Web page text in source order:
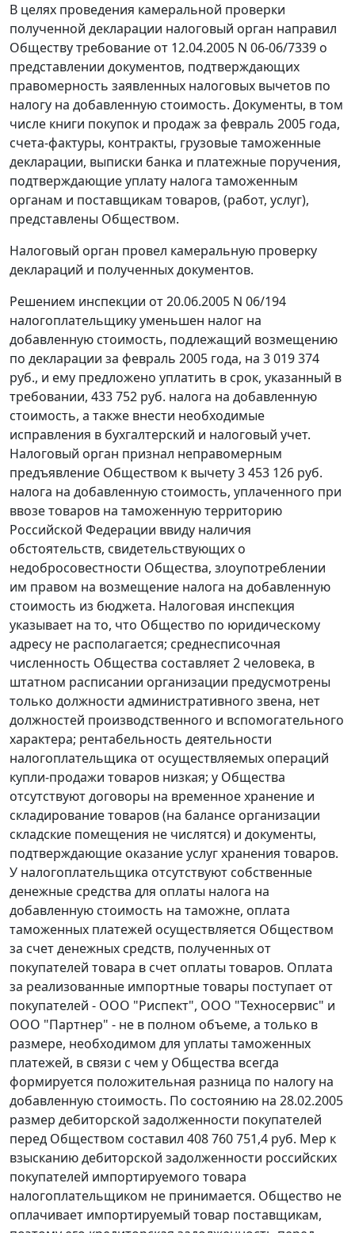
В целях проведения камеральной проверки
полученной декларации налоговый орган направил
Обществу требование от 12.04.2005 N 06-06/7339 о
представлении документов, подтверждающих
правомерность заявленных налоговых вычетов по
налогу на добавленную стоимость. Документы, в том
числе книги покупок и продаж за февраль 2005 года,
счета-фактуры, контракты, грузовые таможенные
декларации, выписки банка и платежные поручения,
подтверждающие уплату налога таможенным
органам и поставщикам товаров, (работ, услуг),
представлены Обществом.
Налоговый орган провел камеральную проверку
деклараций и полученных документов.
Решением инспекции от 20.06.2005 N 06/194
налогоплательщику уменьшен налог на
добавленную стоимость, подлежащий возмещению
по декларации за февраль 2005 года, на 3 019 374
руб., и ему предложено уплатить в срок, указанный в
требовании, 433 752 руб. налога на добавленную
стоимость, а также внести необходимые
исправления в бухгалтерский и налоговый учет.
Налоговый орган признал неправомерным
предъявление Обществом к вычету 3 453 126 руб.
налога на добавленную стоимость, уплаченного при
ввозе товаров на таможенную территорию
Российской Федерации ввиду наличия
обстоятельств, свидетельствующих о
недобросовестности Общества, злоупотреблении
им правом на возмещение налога на добавленную
стоимость из бюджета. Налоговая инспекция
указывает на то, что Общество по юридическому
адресу не располагается; среднесписочная
численность Общества составляет 2 человека, в
штатном расписании организации предусмотрены
только должности административного звена, нет
должностей производственного и вспомогательного
характера; рентабельность деятельности
налогоплательщика от осуществляемых операций
купли-продажи товаров низкая; у Общества
отсутствуют договоры на временное хранение и
складирование товаров (на балансе организации
складские помещения не числятся) и документы,
подтверждающие оказание услуг хранения товаров.
У налогоплательщика отсутствуют собственные
денежные средства для оплаты налога на
добавленную стоимость на таможне, оплата
таможенных платежей осуществляется Обществом
за счет денежных средств, полученных от
покупателей товара в счет оплаты товаров. Оплата
за реализованные импортные товары поступает от
покупателей - ООО "Риспект", ООО "Техносервис" и
ООО "Партнер" - не в полном объеме, а только в
размере, необходимом для уплаты таможенных
платежей, в связи с чем у Общества всегда
формируется положительная разница по налогу на
добавленную стоимость. По состоянию на 28.02.2005
размер дебиторской задолженности покупателей
перед Обществом составил 408 760 751,4 руб. Мер к
взысканию дебиторской задолженности российских
покупателей импортируемого товара
налогоплательщиком не принимается. Общество не
оплачивает импортируемый товар поставщикам,